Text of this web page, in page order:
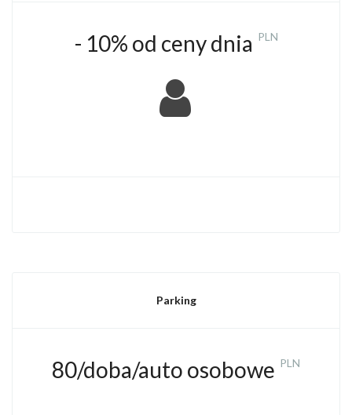
- 10% od ceny dnia PLN
​
Parking
80/doba/auto osobowe PLN